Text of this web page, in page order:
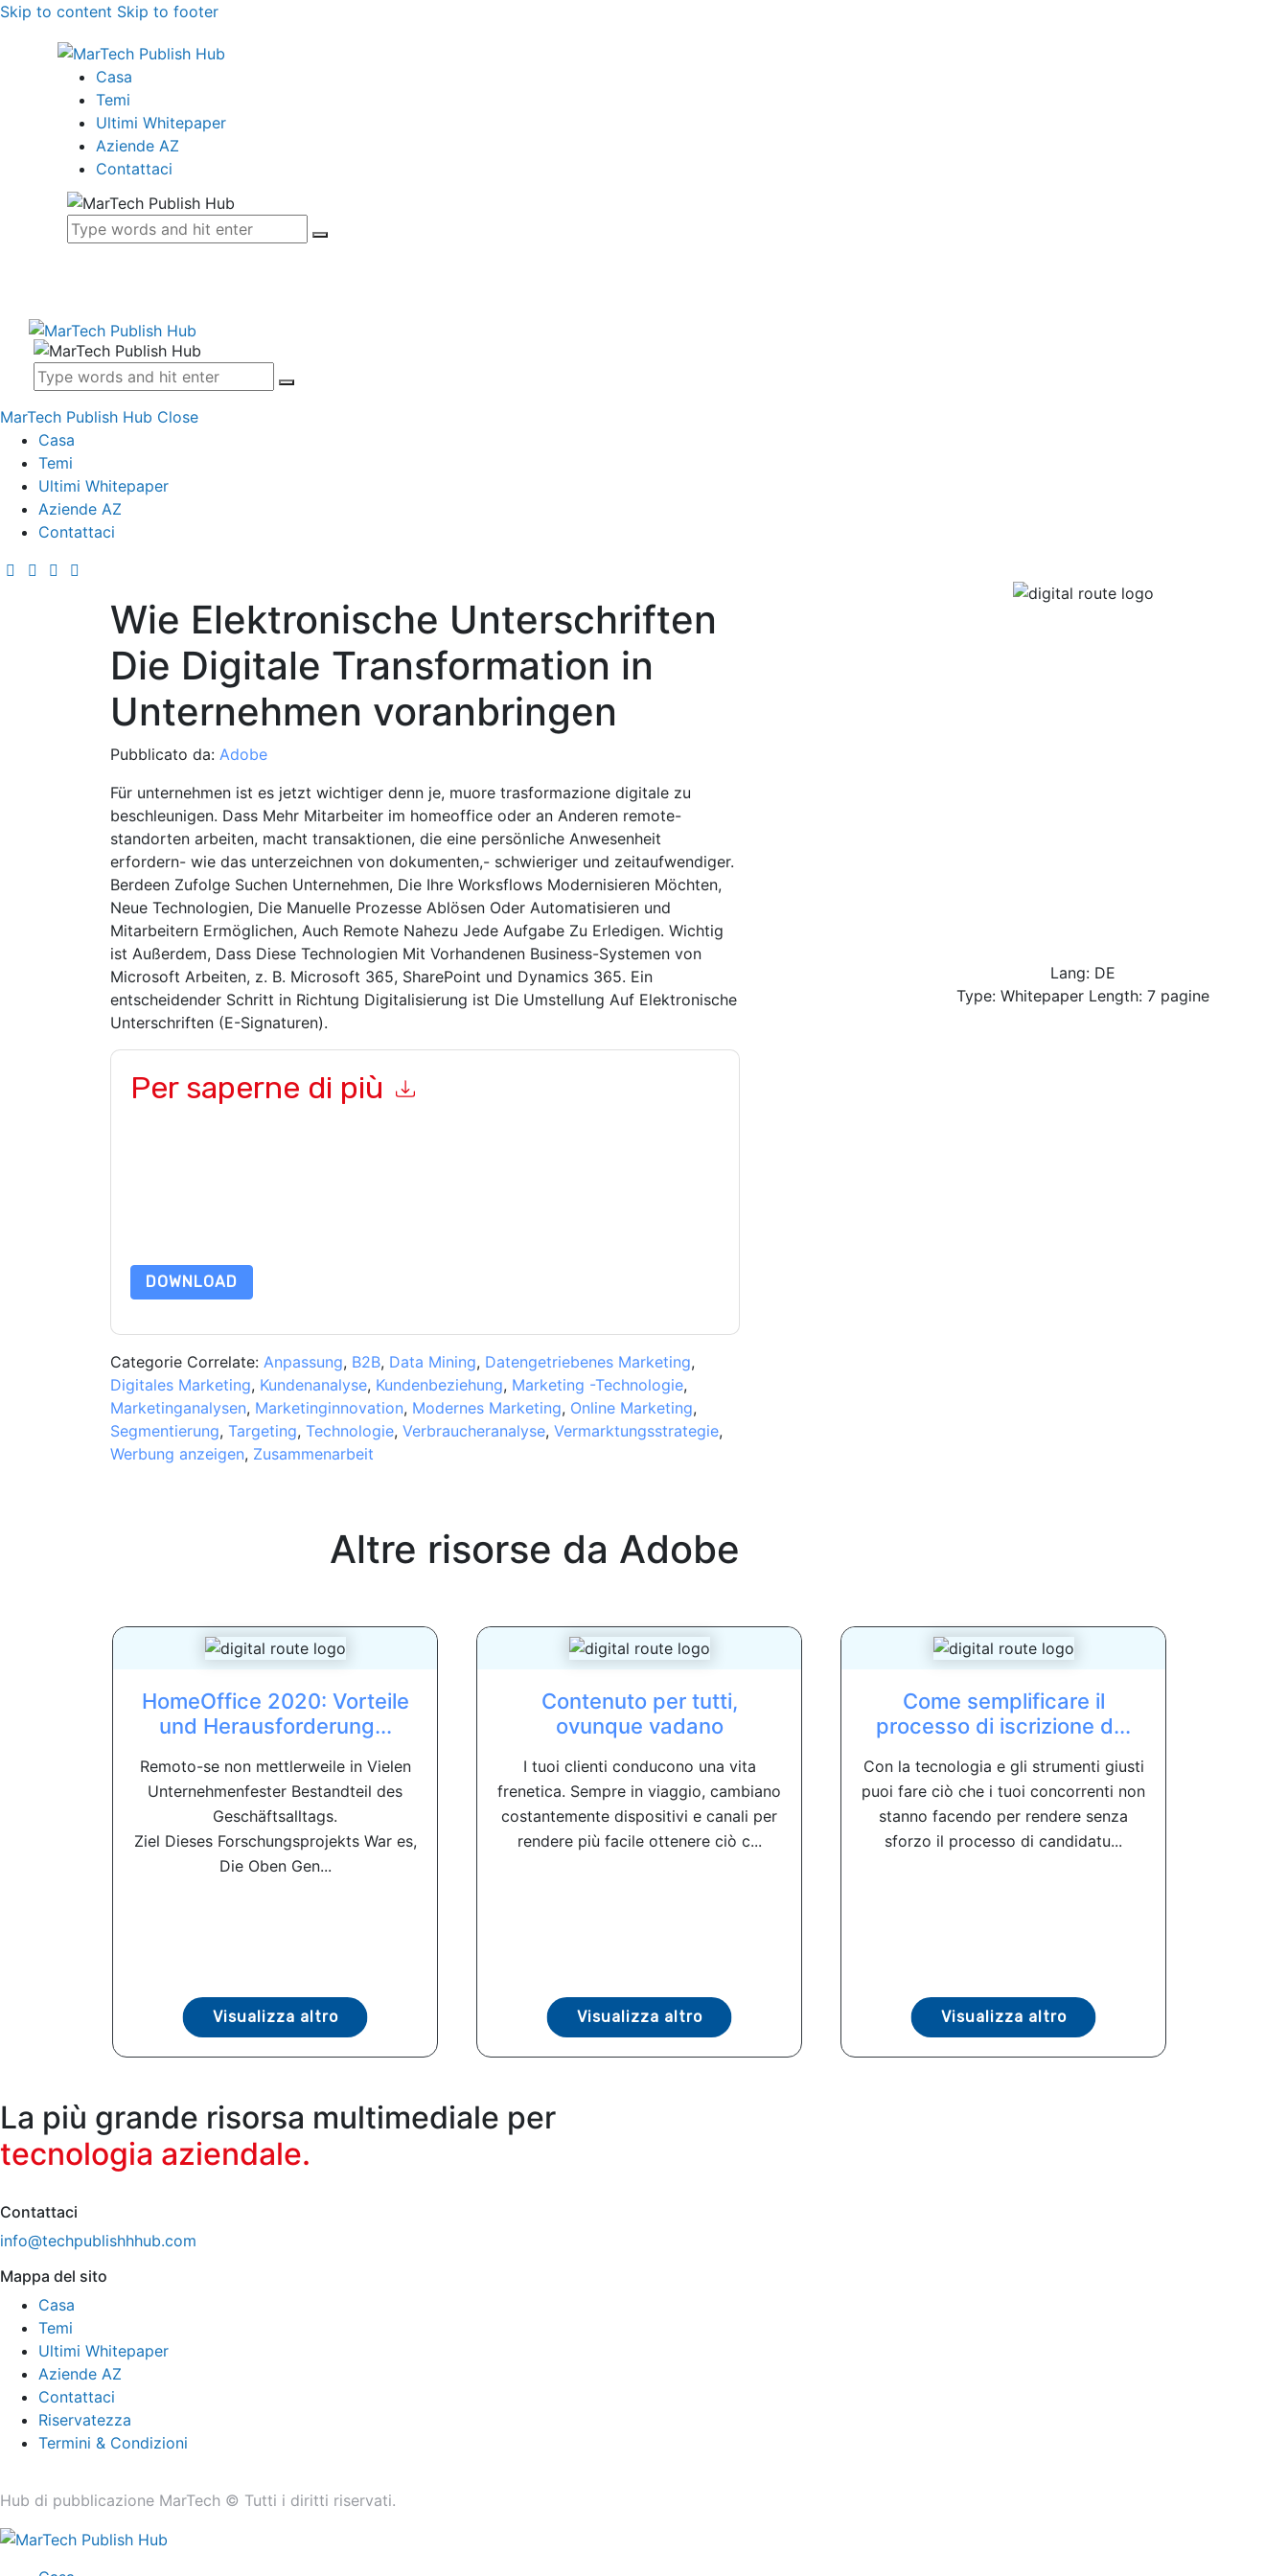
Skip to content Skip to footer
Casa
Temi
Ultimi Whitepaper
Aziende AZ
Contattaci
MarTech Publish Hub Close
Casa
Temi
Ultimi Whitepaper
Aziende AZ
Contattaci
Wie Elektronische Unterschriften
Die Digitale Transformation in
Unternehmen voranbringen
Pubblicato da: Adobe
Für unternehmen ist es jetzt wichtiger denn je, muore trasformazione digitale zu
beschleunigen. Dass Mehr Mitarbeiter im homeoffice oder an Anderen remote-
standorten arbeiten, macht transaktionen, die eine persönliche Anwesenheit
erfordern- wie das unterzeichnen von dokumenten,- schwieriger und zeitaufwendiger.
Berdeen Zufolge Suchen Unternehmen, Die Ihre Worksflows Modernisieren Möchten,
Neue Technologien, Die Manuelle Prozesse Ablösen Oder Automatisieren und
Mitarbeitern Ermöglichen, Auch Remote Nahezu Jede Aufgabe Zu Erledigen. Wichtig
ist Außerdem, Dass Diese Technologien Mit Vorhandenen Business-Systemen von
Microsoft Arbeiten, z. B. Microsoft 365, SharePoint und Dynamics 365. Ein
entscheidender Schritt in Richtung Digitalisierung ist Die Umstellung Auf Elektronische
Unterschriften (E-Signaturen).
Per saperne di più
DOWNLOAD
Categorie Correlate: Anpassung, B2B, Data Mining, Datengetriebenes Marketing,
Digitales Marketing, Kundenanalyse, Kundenbeziehung, Marketing -Technologie,
Marketinganalysen, Marketinginnovation, Modernes Marketing, Online Marketing,
Segmentierung, Targeting, Technologie, Verbraucheranalyse, Vermarktungsstrategie,
Werbung anzeigen, Zusammenarbeit
Lang: DE
Type: Whitepaper Length: 7 pagine
Altre risorse da Adobe
HomeOffice 2020: Vorteile
und Herausforderung...
Remoto-se non mettlerweile in Vielen
Unternehmenfester Bestandteil des
Geschäftsalltags.
Ziel Dieses Forschungsprojekts War es,
Die Oben Gen...
Visualizza altro
Contenuto per tutti,
ovunque vadano
I tuoi clienti conducono una vita
frenetica. Sempre in viaggio, cambiano
costantemente dispositivi e canali per
rendere più facile ottenere ciò c...
Visualizza altro
Come semplificare il
processo di iscrizione d...
Con la tecnologia e gli strumenti giusti
puoi fare ciò che i tuoi concorrenti non
stanno facendo per rendere senza
sforzo il processo di candidatu...
Visualizza altro
La più grande risorsa multimediale per
tecnologia aziendale.
Contattaci
info@techpublishhhub.com
Mappa del sito
Casa
Temi
Ultimi Whitepaper
Aziende AZ
Contattaci
Riservatezza
Termini & Condizioni
Hub di pubblicazione MarTech © Tutti i diritti riservati.